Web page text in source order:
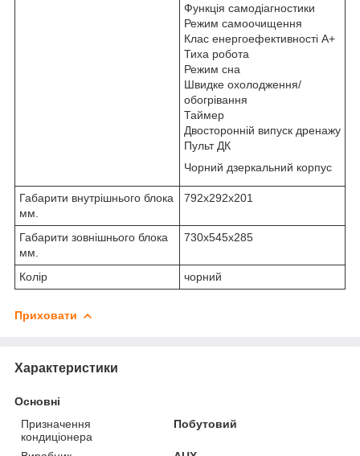
Функція самодіагностики
Режим самоочищення
Клас енергоефективності А+
Тиха робота
Режим сна
Швидке охолодження/
обогрівання
Таймер
Двосторонній випуск дренажу
Пульт ДК
Чорний дзеркальний корпус
Габарити внутрішнього блока
мм.
792х292х201
Габарити зовнішнього блока
мм.
730х545х285
Колір чорний
Приховати
Характеристики
Основні
Призначення
кондиціонера
Побутовий